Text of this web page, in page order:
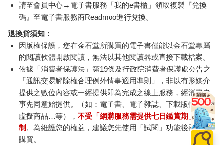
請至會員中心→電子書服務「我的e書櫃」領取複製『兌換
碼』至電子書服務商Readmoo進行兌換。
退換貨須知：
因版權保護，您在金石堂所購買的電子書僅能以金石堂專屬
的閱讀軟體開啟閱讀，無法以其他閱讀器或直接下載檔案。
依據「消費者保護法」第19條及行政院消費者保護處公告之
「通訊交易解除權合理例外情事適用準則」，非以有形媒介
提供之數位內容或一經提供即為完成之線上服務，經消費者
事先同意始提供。（如：電子書、電子雜誌、下載版軟體、
虛擬商品…等），不受「網購服務需提供七日鑑賞期」的限
制 。為維護您的權益，建議您先使用「試閱」功能後再付款
購買。